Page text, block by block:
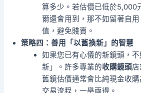
算多少。若估價已低於5,000
爾還會用到，那不如留著自
值，避免賤賣。
策略四：善用「以舊換新」的智慧
如果您已有心儀的新鏡頭，
新」。許多專業的收購鏡頭
舊鏡估價通常會比純現金收
交易流程，一舉兩得。